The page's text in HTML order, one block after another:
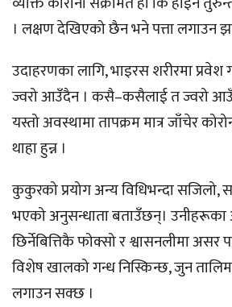
। लक्षण देखिएको छैन भने पत्ता लगाउन
उदाहरणका लागि, भाइरस शरीरमा प्रवेश
ज्वरो आउँदैन । कसै–कसैलाई त ज्वरो
यस्तो अवस्थामा तापक्रम मात्र जाँचेर
थाहा हुन्न ।
कुकुरको प्रयोग अन्य विधिभन्दा सजिलो,
भएको अनुसन्धाता बताउँछन्। उनीहरूका
छिर्नेबित्तिकै फोक्सो र श्वासनलीमा असर
विशेष खालको गन्ध निस्किन्छ, जुन
लगाउन सक्छ ।